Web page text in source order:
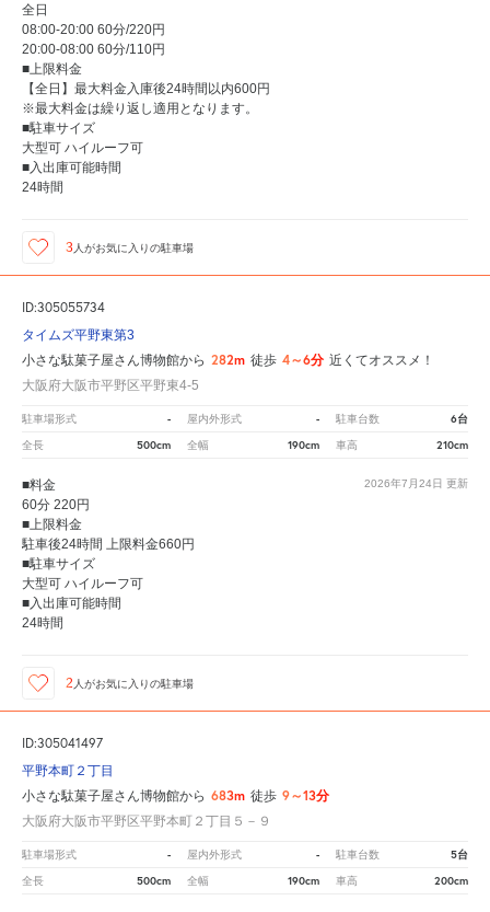
全日
08:00-20:00 60分/220円
20:00-08:00 60分/110円
■上限料金
【全日】最大料金入庫後24時間以内600円
※最大料金は繰り返し適用となります。
■駐車サイズ
大型可 ハイルーフ可
■入出庫可能時間
24時間
3人がお気に入りの駐車場
ID:305055734
タイムズ平野東第3
小さな駄菓子屋さん博物館から 282m 徒歩 4～6分 近くてオススメ！
大阪府大阪市平野区平野東4-5
駐車場形式 - 屋内外形式 - 駐車台数 6台
全長 500cm 全幅 190cm 車高 210cm
2026年7月24日 更新
■料金
60分 220円
■上限料金
駐車後24時間 上限料金660円
■駐車サイズ
大型可 ハイルーフ可
■入出庫可能時間
24時間
2 人がお気に入りの駐車場
ID:305041497
平野本町２丁目
小さな駄菓子屋さん博物館から 683m 徒歩 9～13分
大阪府大阪市平野区平野本町２丁目５－９
駐車場形式 - 屋内外形式 - 駐車台数 5台
全長 500cm 全幅 190cm 車高 200cm